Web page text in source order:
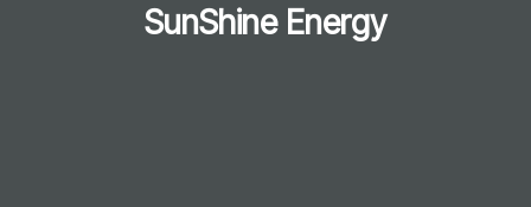
SunShine Energy